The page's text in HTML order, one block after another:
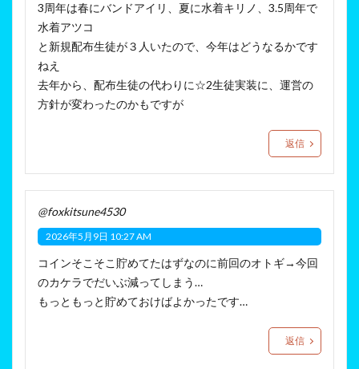
3周年は春にバンドアイリ、夏に水着キリノ、3.5周年で
水着アツコ
と新規配布生徒が３人いたので、今年はどうなるかです
ねえ
去年から、配布生徒の代わりに☆2生徒実装に、運営の
方針が変わったのかもですが
返信
@foxkitsune4530
2026年5月9日 10:27 AM
コインそこそこ貯めてたはずなのに前回のオトギ→今回
のカケラでだいぶ減ってしまう…
もっともっと貯めておけばよかったです…
返信